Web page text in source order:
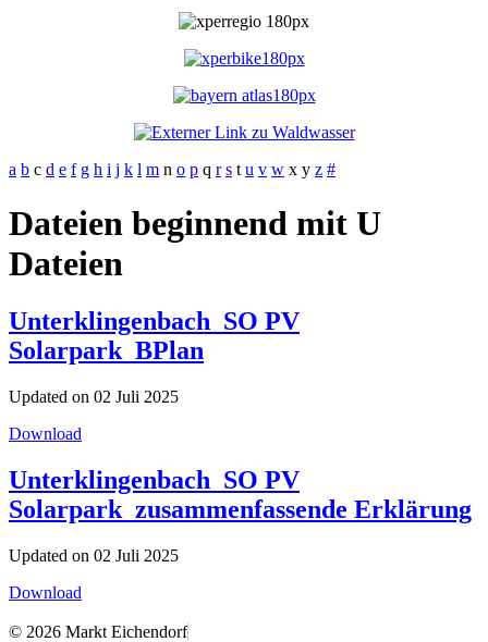
a b c d e f g h i j k l m n o p q r s t u v w x y z #
Dateien beginnend mit U
Dateien
Unterklingenbach_SO PV
Solarpark_BPlan
Updated on 02 Juli 2025
Download
Unterklingenbach_SO PV
Solarpark_zusammenfassende Erklärung
Updated on 02 Juli 2025
Download
© 2026 Markt Eichendorf